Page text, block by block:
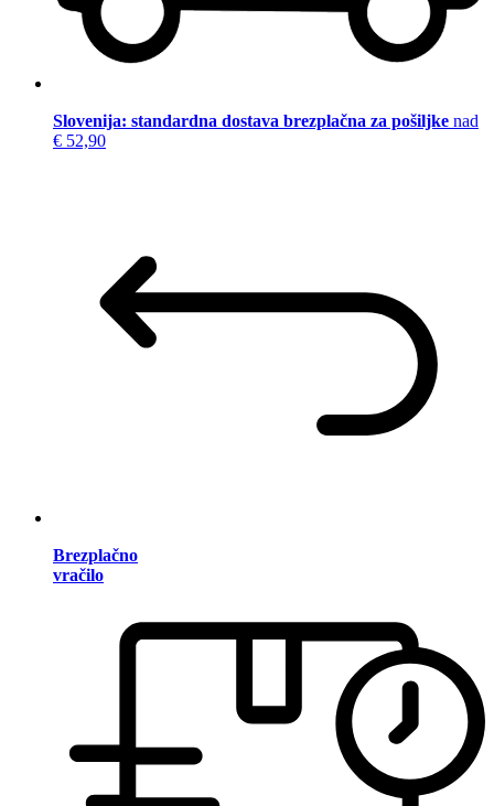
Slovenija: standardna dostava brezplačna za pošiljke nad
€ 52,90
Brezplačno
vračilo